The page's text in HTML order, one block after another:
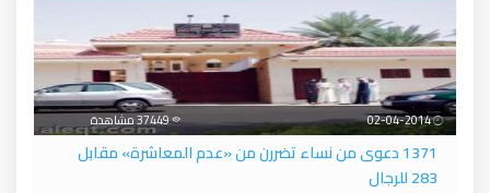
02-04-2014 37449 مشاهدة
1371 دعوى من نساء تضررن من «عدم المعاشرة» مقابل
283 للرجال